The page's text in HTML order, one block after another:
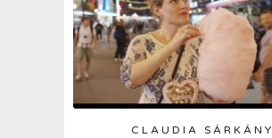
CLAUDIA SÁRKÁNY